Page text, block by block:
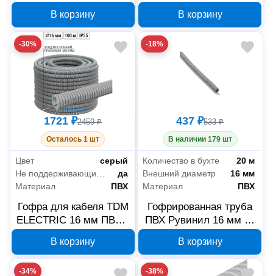
В корзину В корзину
-30%
1721 ₽2459 ₽
Осталось 1 шт
Цвет
серый
да
Материал
ПВХ
Гофра для кабеля TDM
ELECTRIC 16 мм ПВХ с
В корзину
-18%
437 ₽533 ₽
В наличии 179 шт
Количество в бухте
20 м
Внешний диаметр
16 мм
Материал
ПВХ
Гофрированная труба
ПВХ Рувинил 16 мм 20
В корзину
-34% -38%